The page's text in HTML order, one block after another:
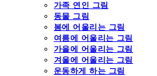
가족 연인 그림
동물 그림
봄에 어울리는 그림
여름에 어울리는 그림
가을에 어울리는 그림
겨울에 어울리는 그림
운동하게 하는 그림